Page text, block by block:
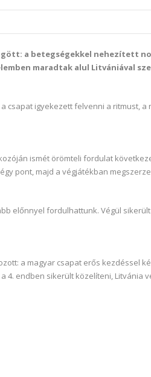
a betegségekkel nehezített
maradtak alul Litvániával
csapat igyekezett felvenni a ritmust, a
ismét örömteli fordulat
pont, majd a végjátékban
előnnyel fordulhattunk. Végül
a magyar csapat erős kezdéssel
4. endben sikerült közelíteni, Litvánia